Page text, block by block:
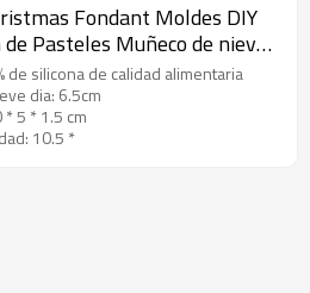
Fondant Moldes DIY
de Pasteles Muñeco de nieve
de Navidad de Silicona
Moldes FÁBRICA
de silicona de calidad alimentaria
dia: 6.5cm
* 5 * 1.5 cm
10.5 *